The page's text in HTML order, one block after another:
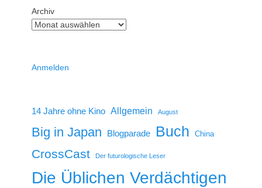
Archiv
Anmelden
14 Jahre ohne Kino Allgemein August
Big in Japan Blogparade Buch China
CrossCast Der futurologische Leser
Die Üblichen Verdächtigen